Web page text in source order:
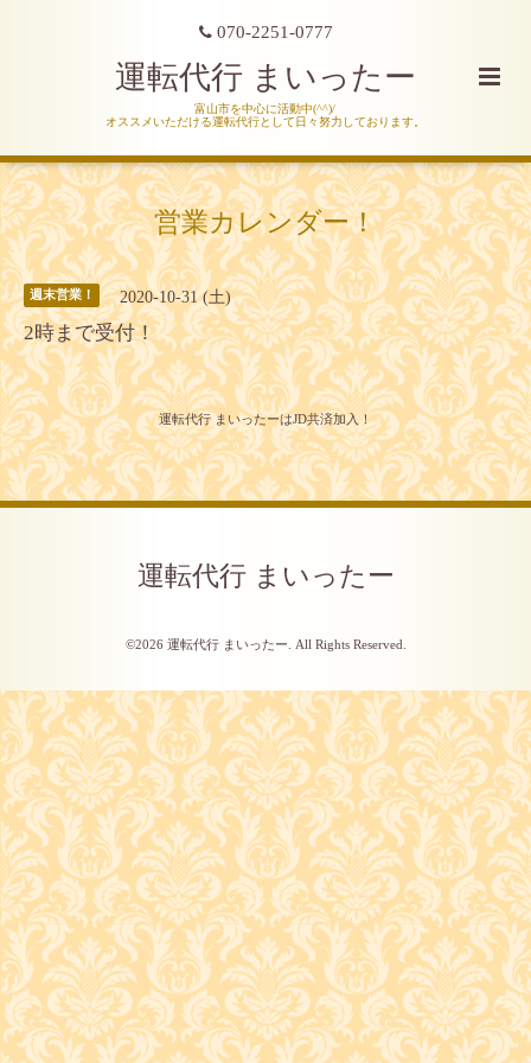
070-2251-0777
運転代行 まいったー
富山市を中心に活動中(^^)/
オススメいただける運転代行として日々努力しております。
営業カレンダー！
週末営業！ 2020-10-31 (土)
2時まで受付！
運転代行 まいったーはJD共済加入！
運転代行 まいったー
©2026 運転代行 まいったー . All Rights Reserved.